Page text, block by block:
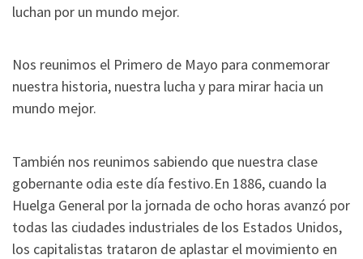
luchan por un mundo mejor.
Nos reunimos el Primero de Mayo para conmemorar
nuestra historia, nuestra lucha y para mirar hacia un
mundo mejor.
También nos reunimos sabiendo que nuestra clase
gobernante odia este día festivo.En 1886, cuando la
Huelga General por la jornada de ocho horas avanzó por
todas las ciudades industriales de los Estados Unidos,
los capitalistas trataron de aplastar el movimiento en